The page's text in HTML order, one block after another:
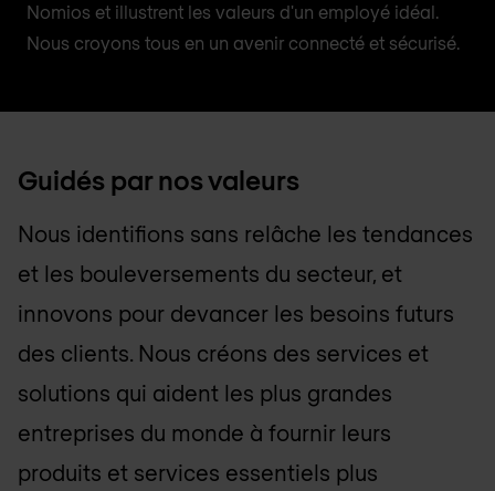
Nomios et illustrent les valeurs d'un employé idéal.
Nous croyons tous en un avenir connecté et sécurisé.
Guidés par nos valeurs
Nous identifions sans relâche les tendances
et les bouleversements du secteur, et
innovons pour devancer les besoins futurs
des clients. Nous créons des services et
solutions qui aident les plus grandes
entreprises du monde à fournir leurs
produits et services essentiels plus